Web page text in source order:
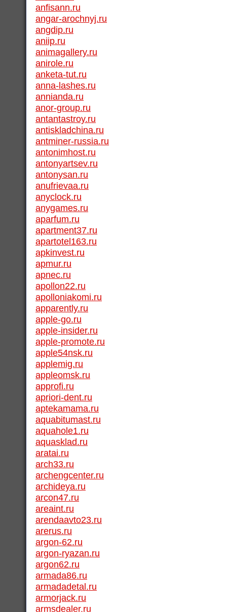
anfisann.ru
angar-arochnyj.ru
angdip.ru
aniip.ru
animagallery.ru
anirole.ru
anketa-tut.ru
anna-lashes.ru
annianda.ru
anor-group.ru
antantastroy.ru
antiskladchina.ru
antminer-russia.ru
antonimhost.ru
antonyartsev.ru
antonysan.ru
anufrievaa.ru
anyclock.ru
anygames.ru
aparfum.ru
apartment37.ru
apartotel163.ru
apkinvest.ru
apmur.ru
apnec.ru
apollon22.ru
apolloniakomi.ru
apparently.ru
apple-go.ru
apple-insider.ru
apple-promote.ru
apple54nsk.ru
applemig.ru
appleomsk.ru
approfi.ru
apriori-dent.ru
aptekamama.ru
aquabitumast.ru
aquahole1.ru
aquasklad.ru
aratai.ru
arch33.ru
archengcenter.ru
archideya.ru
arcon47.ru
areaint.ru
arendaavto23.ru
arerus.ru
argon-62.ru
argon-ryazan.ru
argon62.ru
armada86.ru
armadadetal.ru
armorjack.ru
armsdealer.ru